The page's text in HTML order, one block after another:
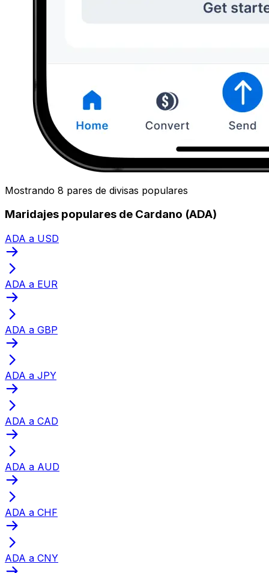
Mostrando 8 pares de divisas populares
Maridajes populares de Cardano (ADA)
ADA a USD
ADA a EUR
ADA a GBP
ADA a JPY
ADA a CAD
ADA a AUD
ADA a CHF
ADA a CNY